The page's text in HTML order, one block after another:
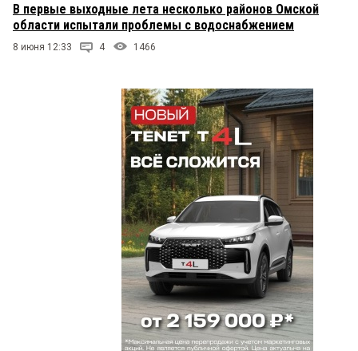
В первые выходные лета несколько районов Омской
области испытали проблемы с водоснабжением
8 июня 12:33 4 1466